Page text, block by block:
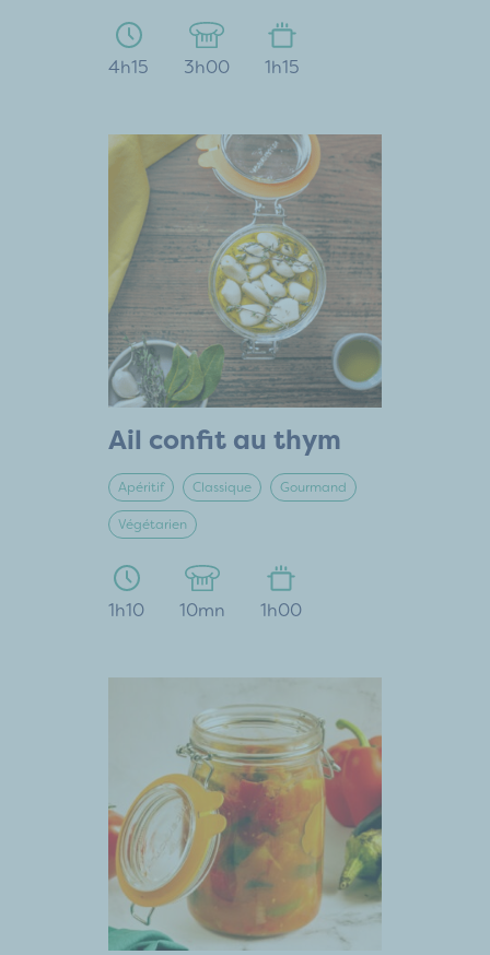
4h15 3h00 1h15
Ail confit au thym
Apéritif Classique Gourmand
Végétarien
1h10 10mn 1h00